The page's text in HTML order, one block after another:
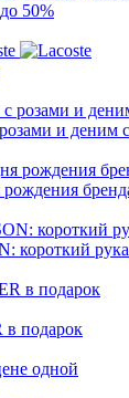
50%
и деним
короткий
подарок